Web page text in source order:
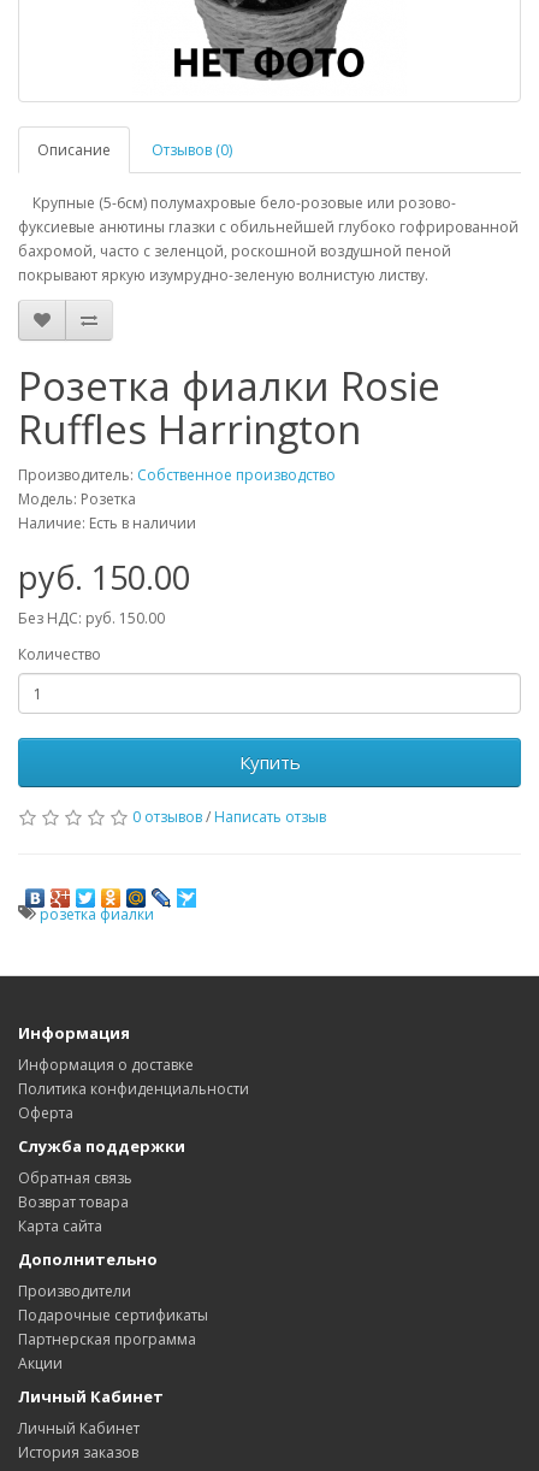
Описание Отзывов (0)
Крупные (5-6см) полумахровые бело-розовые или розово-
фуксиевые анютины глазки с обильнейшей глубоко гофрированной
бахромой, часто с зеленцой, роскошной воздушной пеной
покрывают яркую изумрудно-зеленую волнистую листву.
Розетка фиалки Rosie
Ruffles Harrington
Производитель: Собственное производство
Модель: Розетка
Наличие: Есть в наличии
руб. 150.00
Без НДС: руб. 150.00
Количество
Купить
0 отзывов/ Написать отзыв
розетка фиалки
Информация
Информация о доставке
Политика конфиденциальности
Оферта
Служба поддержки
Обратная связь
Возврат товара
Карта сайта
Дополнительно
Производители
Подарочные сертификаты
Партнерская программа
Акции
Личный Кабинет
Личный Кабинет
История заказов